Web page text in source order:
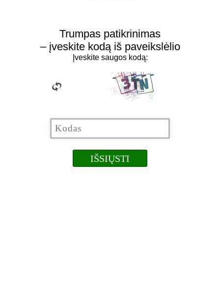
Trumpas patikrinimas
– įveskite kodą iš paveikslėlio
Įveskite saugos kodą: